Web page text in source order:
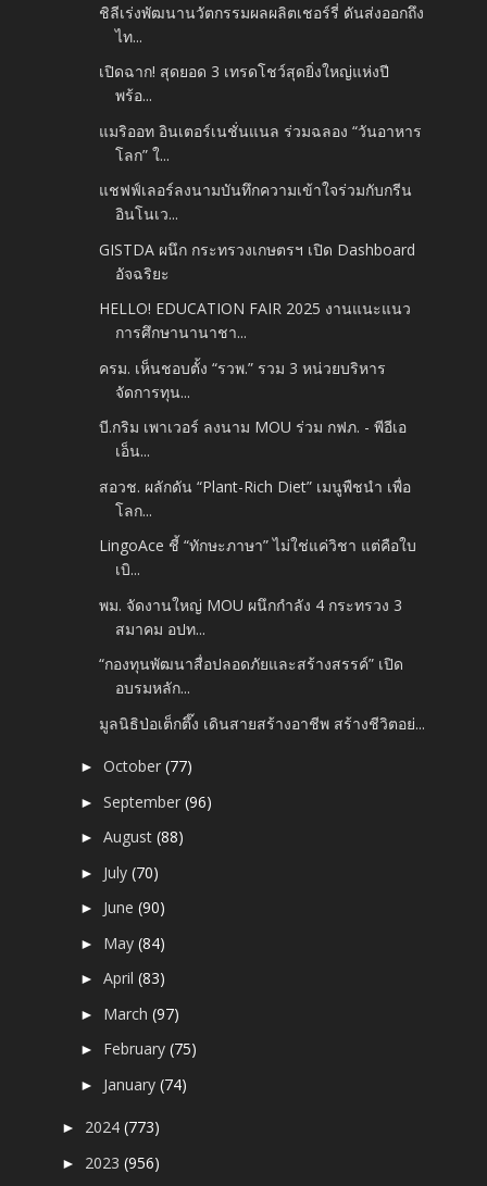
ชิลีเร่งพัฒนานวัตกรรมผลผลิตเชอร์รี่ ดันส่งออกถึง
ไท...
เปิดฉาก! สุดยอด 3 เทรดโชว์สุดยิ่งใหญ่แห่งปี​
พร้อ...
แมริออท อินเตอร์เนชั่นแนล ร่วมฉลอง “วันอาหาร
โลก” ใ...
แชฟฟ์เลอร์ลงนามบันทึกความเข้าใจร่วมกับกรีน
อินโนเว...
GISTDA ผนึก กระทรวงเกษตรฯ เปิด Dashboard
อัจฉริยะ
HELLO! EDUCATION FAIR 2025 งานแนะแนว
การศึกษานานาชา...
ครม. เห็นชอบตั้ง “รวพ.” รวม 3 หน่วยบริหาร
จัดการทุน...
บี.กริม เพาเวอร์ ลงนาม MOU ร่วม กฟภ. - พีอีเอ
เอ็น...
สอวช. ผลักดัน “Plant-Rich Diet” เมนูพืชนำ เพื่อ
โลก...
LingoAce ชี้ “ทักษะภาษา” ไม่ใช่แค่วิชา แต่คือใบ
เบิ...
พม. จัดงานใหญ่ MOU ผนึกกำลัง 4 กระทรวง 3
สมาคม อปท...
“กองทุนพัฒนาสื่อปลอดภัยและสร้างสรรค์” เปิด
อบรมหลัก...
มูลนิธิป่อเต็กตึ๊ง เดินสายสร้างอาชีพ สร้างชีวิตอย่...
►October(77)
►September(96)
►August(88)
► July(70)
► June(90)
► May(84)
►April(83)
► March(97)
► February(75)
► January(74)
► 2024(773)
► 2023(956)